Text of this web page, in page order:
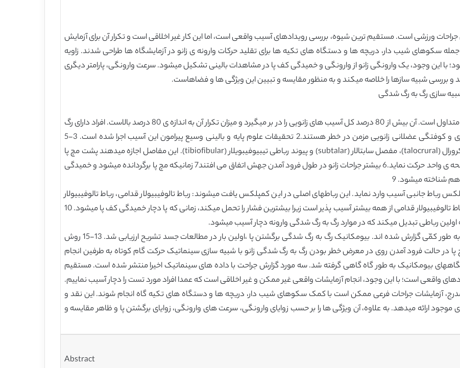
ورزشی است. مستقیم ترین شیوه، بررسی رویدادهای آسیب واقعی است، اما این کار غیر اخلاقی است و تکرار آن برای آزمایش
سکوهای شیب دار، دریچه ها و دستگاه های تکیه ها برای تقلید حرکات وارونه ی زانو در آزمایشگاه ها طراحی شدند. زاویه
با این وجود، یک وارونگی زانو از وارونگی و خمیدگی کف پا در مشاهدات بالینی تشکیل میشود. سرعت وارونگی، پارامتر دیگری
بررسی شبیه سازها را خلاصه میکند و به منظور مقایسه و تبیین این ویژگی ها و فضاهاست.
شبیه سازی رگ به رگ شدگی
رگ به رگ شدگی رباطی وارونگی زانو در ورزشها بسیار متداول است. آن بیش از 80 درصد کل آسیب های زانویی را در بر میگیرد و میزان تکرار آن به اندازه ی 80 درصد بالاست. افراد دارای رگ
به رگ شدگی زانویی مکرر، به شدت نسبت به ناپایداری و کوفتگی عضلانی زانویی مزمن در خطر هستند.2 تحقیقات علوم پایه و بالینی وسیع پیرامون این آسیب اجرا شده است. 3-5
کمپلکس زانو متشکل از 3 مفصل است: مفصل تالوکرورال (talocrural)، مفصل سابتالار (subtalar) و پیوند رباطی تیبیوفیبویلار (tibiofibular). این مفاصل اجازه میدهند پشت مچ پا
به صورت یک واحد تنها در چند صفحه به جای یک صفحه ی واحد حرکت نماید.6 بیشتر جراحات زانو در طول فرود آمدن جهش اتفاق می افتند7 زمانیکه مچ پا برگردانده میشود و خمیدگی
جانبی آسیب وارد نماید. این رباطهای اصلی در این کمپلکس یافت میشوند: رباط تالوفیبیولار قدامی، رباط تالوفیبیولار
خلفی و رباط کالکانئوفیبیولار . در بین این سه رابط، رباط تالوفیبیولار قدامی از همه بیشتر آسیب پذیر است زیرا بیشترین فشار را تحمل میکند، زمانی که پا دچار خمیدگی کف پا میشود. 10
رویکردهای مختلف در آثار برای درک مکانیسم آسیب به طور کمّی گزارش شده اند. بیومکانیک رگ به رگ شدگی برگشتن پا ،اولین بار در مطالعات جسد تشریح ارزیابی شد. 13-15 روش
در حالت فرود آمدن روی در معرض خطر بودن رگ به رگ شدگی زانو با شبیه سازی سینماتیک حرکت گام کوتاه به طرفین انجام
بیومکانیک به طور گاه گاهی گرفته شد. سه مورد گزارش جراحت با داده های سینماتیک اخیرا منتشر شده است. مستقیم
واقعی است؛ با این وجود، انجام آزمایشات واقعی غیر ممکن و غیر اخلاقی است که عمدا افراد مورد تست را دچار آسیب نماییم.
مدرج، آزمایشات جراحات فرعی ممکن است با کمک سکوهای شیب دار، دریچه ها و دستگاه های تکیه گاه انجام شوند. این نقد و
موجود ارائه میدهد. به علاوه، آن ویژگی ها را بر حسب زوایای وارونگی، سرعت های وارونگی، زوایای برگشتن پا و ظاهر مقایسه و
Abstract